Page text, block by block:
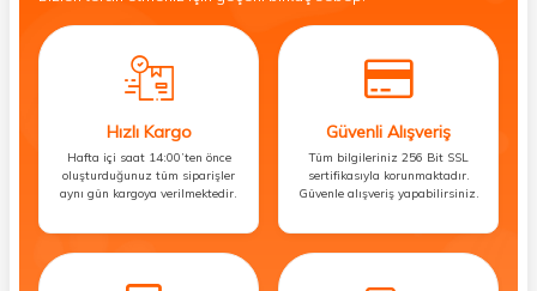
Hızlı Kargo
Hafta içi saat 14:00’ten önce
oluşturduğunuz tüm siparişler
aynı gün kargoya verilmektedir.
Güvenli Alışveriş
Tüm bilgileriniz 256 Bit SSL
sertifikasıyla korunmaktadır.
Güvenle alışveriş yapabilirsiniz.